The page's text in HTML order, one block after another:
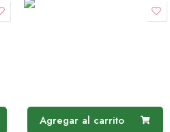
Agregar al carrito